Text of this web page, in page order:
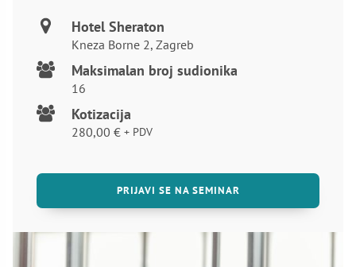
Hotel Sheraton
Kneza Borne 2, Zagreb
Maksimalan broj sudionika
16
Kotizacija
280,00 € + PDV
PRIJAVI SE NA SEMINAR